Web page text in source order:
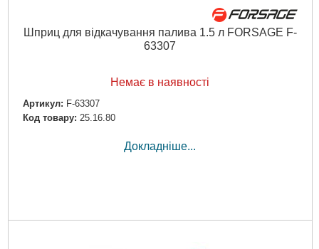
Шприц для відкачування палива 1.5 л FORSAGE F-
63307
Немає в наявності
Артикул: F-63307
Код товару: 25.16.80
Докладніше...